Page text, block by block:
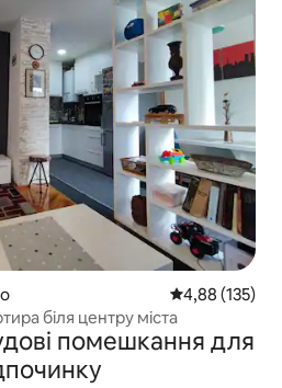
Середня
4,88 (135)
біля центру міста
помешкання для